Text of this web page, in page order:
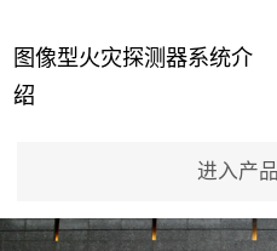
图像型火灾探测器系统介
绍
...
事故频发，传统的火灾探
进入产